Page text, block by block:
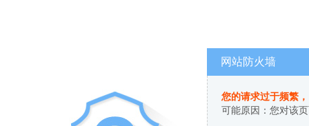
网站防火墙
您的请求过于频繁
可能原因：您对该